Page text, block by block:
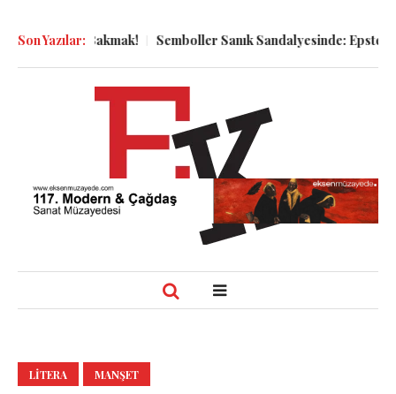
Son Yazılar:
Bakmak! Semboller Sanık Sandalyesinde: Epstein vakası
LITERA MANŞET